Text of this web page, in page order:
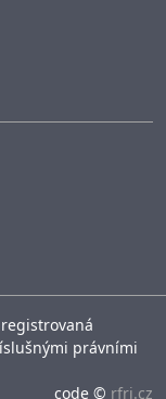
právními
code © rfri.cz